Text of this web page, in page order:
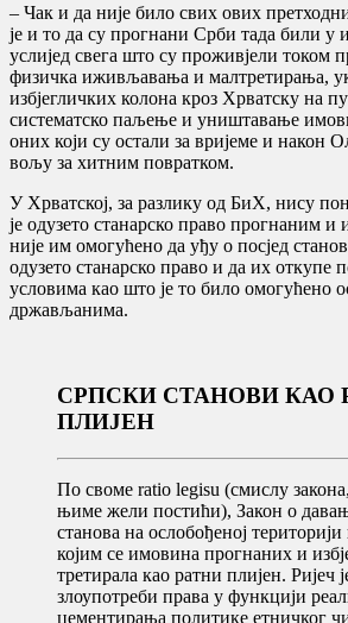
– Чак и да није било свих ових
је и то да су прогнани Срби тада били у
услијед свега што су проживјели током
физичка иживљавања и малтретирања,
избјегличких колона кроз Хрватску на
систематско паљење и уништавање
оних који су остали за вријеме и након
вољу за хитним повратком.
У Хрватској, за разлику од БиХ, нису
је одузето станарско право прогнаним и
није им омогућено да уђу о посјед
одузето станарско право и да их
условима као што је то било омогућено
држављанима.
СРПСКИ СТАНОВИ КАО
ПЛИЈЕН
По своме ratio legisu (смислу
њиме жели постићи), Закон о
станова на ослобођеној
којим се имовина прогнаних и
третирала као ратни плијен. Ријеч
злоупотреби права у функцији
цементирања политике етничког